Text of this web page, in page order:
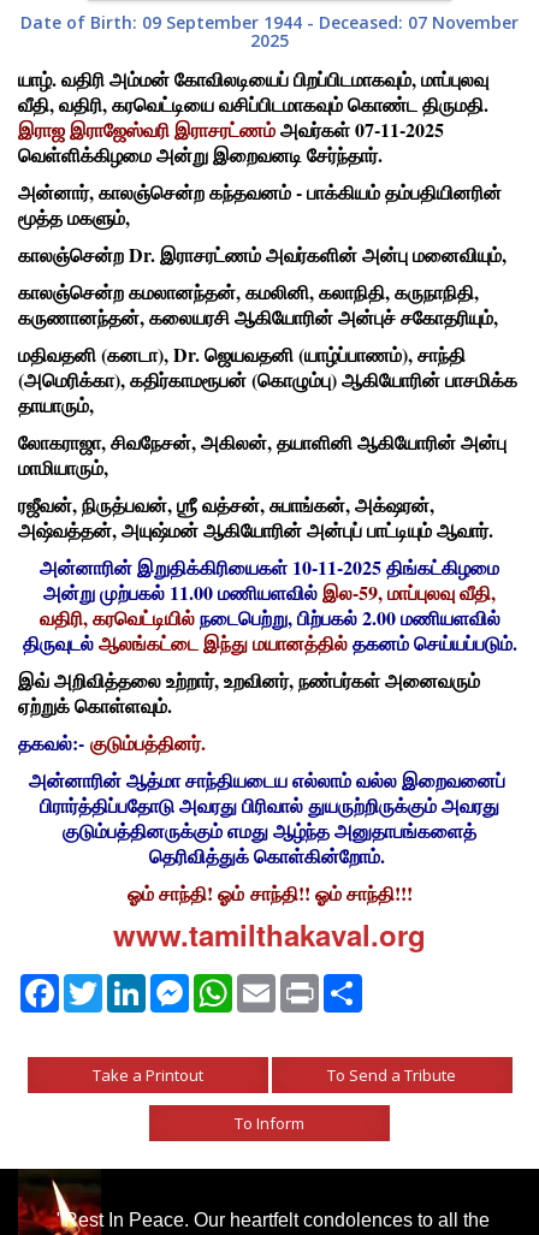
Date of Birth: 09 September 1944 - Deceased: 07 November
2025
யாழ். வதிரி அம்மன் கோவிலடியைப் பிறப்பிடமாகவும், மாப்புலவு
வீதி, வதிரி, கரவெட்டியை வசிப்பிடமாகவும் கொண்ட திருமதி.
இராஜ இராஜேஸ்வரி இராசரட்ணம்அவர்கள் 07-11-2025
வெள்ளிக்கிழமை அன்று இறைவனடி சேர்ந்தார்.
அன்னார், காலஞ்சென்ற கந்தவனம் - பாக்கியம் தம்பதியினரின்
மூத்த மகளும்,
காலஞ்சென்ற Dr. இராசரட்ணம் அவர்களின் அன்பு மனைவியும்,
காலஞ்சென்ற கமலானந்தன், கமலினி, கலாநிதி, கருநாநிதி,
கருணானந்தன், கலையரசி ஆகியோரின் அன்புச் சகோதரியும்,
மதிவதனி (கனடா), Dr. ஜெயவதனி (யாழ்ப்பாணம்), சாந்தி
(அமெரிக்கா), கதிர்காமரூபன் (கொழும்பு) ஆகியோரின் பாசமிக்க
தாயாரும்,
லோகராஜா, சிவநேசன், அகிலன், தயாளினி ஆகியோரின் அன்பு
மாமியாரும்,
ரஜீவன், நிருத்பவன், ஶ்ரீ வத்சன், சுபாங்கன், அக்‌ஷரன்,
அஷ்வத்தன், அயுஷ்மன் ஆகியோரின் அன்புப் பாட்டியும் ஆவார்.
அன்னாரின் இறுதிக்கிரியைகள் 10-11-2025 திங்கட்கிழமை
அன்று முற்பகல் 11.00 மணியளவில்இல-59, மாப்புலவு வீதி,
வதிரி, கரவெட்டியில்நடைபெற்று, பிற்பகல் 2.00 மணியளவில்
திருவுடல்ஆலங்கட்டை இந்து மயானத்தில்தகனம் செய்யப்படும்.
இவ் அறிவித்தலை உற்றார், உறவினர், நண்பர்கள் அனைவரும்
ஏற்றுக் கொள்ளவும்.
தகவல்:- குடும்பத்தினர்.
அன்னாரின் ஆத்மா சாந்தியடைய எல்லாம் வல்ல இறைவனைப்
பிரார்த்திப்பதோடு அவரது பிரிவால் துயருற்றிருக்கும் அவரது
குடும்பத்தினருக்கும் எமது ஆழ்ந்த அனுதாபங்களைத்
தெரிவித்துக் கொள்கின்றோம்.
ஓம் சாந்தி! ஓம் சாந்தி!! ஓம் சாந்தி!!!
www.tamilthakaval.org
FacebookTwitterLinkedInMessengerWhatsApp
Email Print
Take a Printout To Send a Tribute
To Inform
"Rest In Peace. Our heartfelt condolences to all the